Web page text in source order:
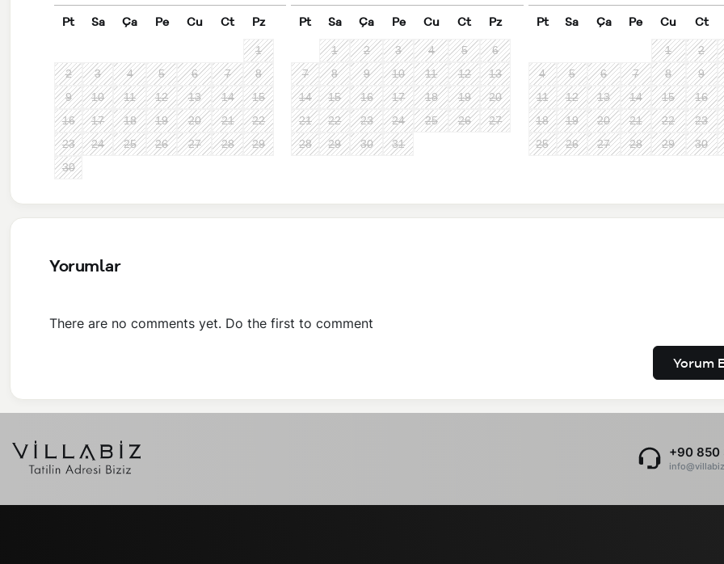
Pt Sa Ça Pe Cu Ct Pz
1
2
3 4 5 6 7
8
9
10 11 12 13 14
15
16
17 18 19 20 21
22
23
24 25 26 27 28
29
30
Pt Sa Ça Pe Cu Ct Pz
1 2 3 4 5
6
7
8 9 10 11 12
13
14
15 16 17 18 19
20
21
22 23 24 25 26
27
28
29 30 31
Pt Sa Ça Pe Cu Ct
1 2
4
5 6 7 8 9
11
12 13 14 15 16
18
19 20 21 22 23
25
26 27 28 29 30
Yorumlar
There are no comments yet. Do the first to comment
Yorum
+90 850